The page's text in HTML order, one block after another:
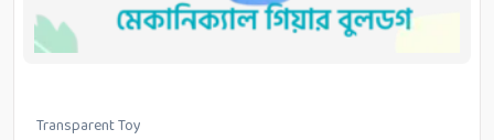
Transparent Toy